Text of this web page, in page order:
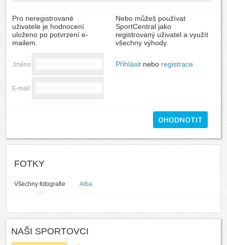
Pro neregistrované
uživatele je hodnocení
uloženo po potvrzení e-
mailem.
Nebo můžeš používat
SportCentral jako
registrovaný uživatel a využít
všechny výhody.
Jméno Přihlásit nebo registrace
E-mail
FOTKY
Všechny fotografie Alba
NAŠI SPORTOVCI